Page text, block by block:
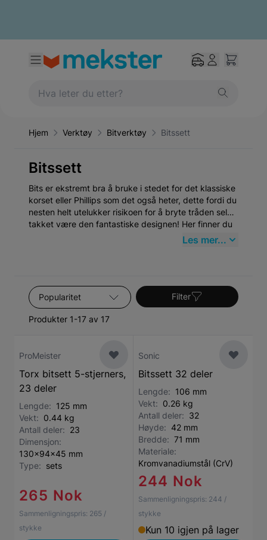
Hjem Verktøy Bitverktøy Bitssett
Bitssett
Bits er ekstremt bra å bruke i stedet for det klassiske
korset eller Phillips som det også heter, dette fordi du
nesten helt utelukker risikoen for å bryte tråden selv,
takket være den fantastiske designen! Her finner du
biter i alle forskjellige størrelser til svært gode priser!
Les mer...
Sorter etter
Produkter 1-17 av 17
Filter
ProMeister
Torx bitsett 5-stjerners,
23 deler
Lengde: 125 mm
Vekt: 0.44 kg
Antall deler: 23
Dimensjon:
130x94x45 mm
Type: sets
265 Nok
Sammenligningspris: 265 /
stykke
Sonic
Bitssett 32 deler
Lengde: 106 mm
Vekt: 0.26 kg
Antall deler: 32
Høyde: 42 mm
Bredde: 71 mm
Materiale:
Kromvanadiumstål (CrV)
244 Nok
Sammenligningspris: 244 /
stykke
Kun 10 igjen på lager